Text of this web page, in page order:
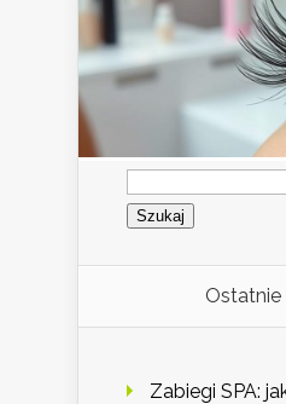
Szukaj:
Zabiegi SPA: